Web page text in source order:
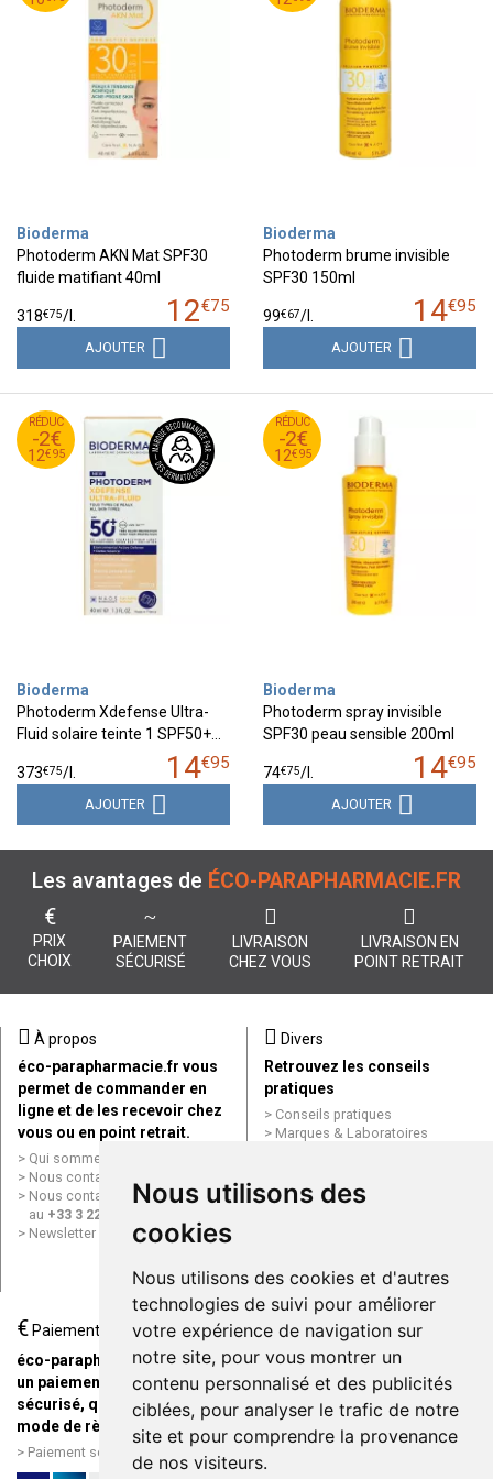
Nous utilisons des
cookies
Nous utilisons des cookies et d'autres
technologies de suivi pour améliorer
votre expérience de navigation sur
notre site, pour vous montrer un
contenu personnalisé et des publicités
ciblées, pour analyser le trafic de notre
site et pour comprendre la provenance
de nos visiteurs.
Bioderma
Photoderm AKN Mat SPF30
fluide matifiant 40ml
12€75
318€75/
AJOUTER
Bioderma
Photoderm brume invisible
SPF30 150ml
14€95
99€67/
AJOUTER
RÉDUC
-2€
12€95
14
€
95
12
€
95
Bioderma
Photoderm Xdefense Ultra-
Fluid solaire teinte 1 SPF50+…
14€95
373€75/
AJOUTER
RÉDUC
-2€
12€95
14
€
95
12
€
95
Bioderma
Photoderm spray invisible
SPF30 peau sensible 200ml
14€95
74€75/
AJOUTER
Les avantages de ÉCO-PARAPHARMACIE.FR
€
PRIX
CHOIX
PAIEMENT
SÉCURISÉ
LIVRAISON
CHEZ VOUS
LIVRAISON EN
POINT RETRAIT
À propos
éco-parapharmacie.fr vous
permet de commander en
ligne et de les recevoir chez
vous ou en point retrait.
Qui sommes nous ?
Nous contacter par e-mail
Nous contacter par téléphone
au +33 3 22 71 64 10
Newsletter
Divers
Retrouvez les conseils
pratiques
Conseils pratiques
Marques & Laboratoires
Mentions légales
Données personnelles
ligne
€ Paiement
éco-parapharmacie.fr offre
un paiement entièrement
sécurisé, quel que soit le
mode de règlement
Paiement sécurisé et simple
Livraison / Point retrait
Commandez en ligne et
recevez votre commande
rapidement chez vous ou en
point retrait
Livraison chez vous ou en